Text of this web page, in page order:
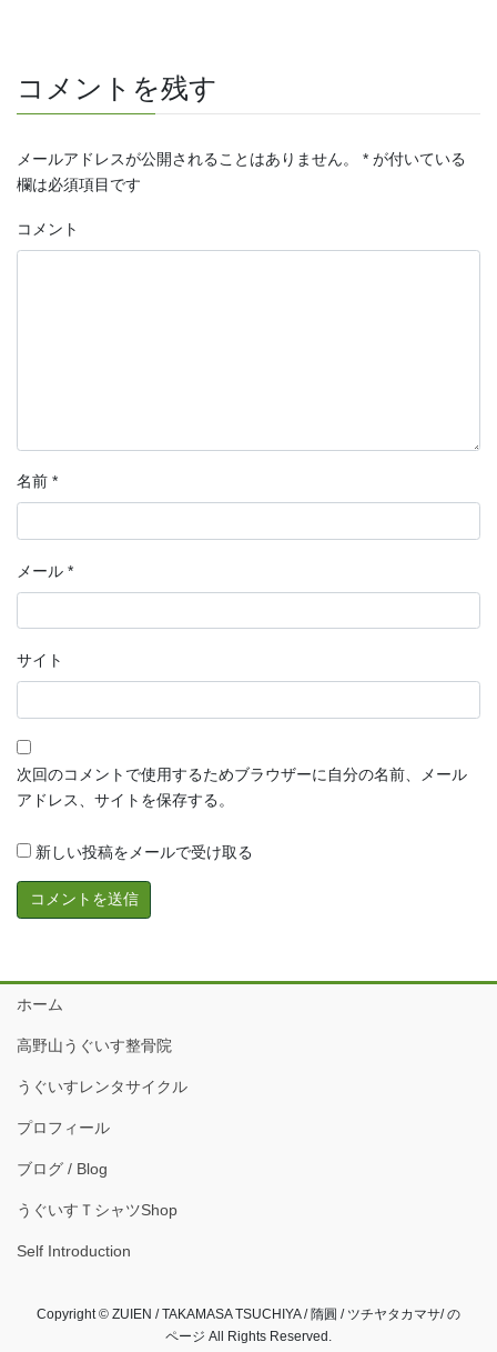
コメントを残す
メールアドレスが公開されることはありません。 * が付いている
欄は必須項目です
コメント
名前 *
メール *
サイト
次回のコメントで使用するためブラウザーに自分の名前、メール
アドレス、サイトを保存する。
新しい投稿をメールで受け取る
ホーム
高野山うぐいす整骨院
うぐいすレンタサイクル
プロフィール
ブログ / Blog
うぐいすＴシャツShop
Self Introduction
Copyright © ZUIEN / TAKAMASA TSUCHIYA / 隋圓 / ツチヤタカマサ/ の
ページ All Rights Reserved.